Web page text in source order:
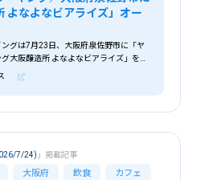
よなよなビアライズ」オー
グは7月23日、大阪府泉佐野市に「ヤ
大阪醸造所 よなよなビアライズ」をオ
は年間約7万人を目標としており、府内
て地域活性化を目指す
大阪府 飲食 カフェ
7/24) 」掲載記事